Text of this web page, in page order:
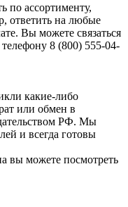
по ассортименту,
ответить на любые
Вы можете связаться
8 (800) 555-04-
какие-либо
или обмен в
РФ. Мы
и всегда готовы
вы можете посмотреть